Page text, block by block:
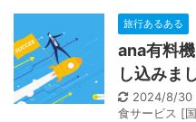
旅行あるある
ana有料
し込みま
2024/8/30
食サービス [